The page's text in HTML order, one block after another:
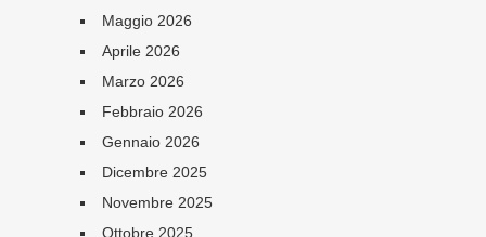
Maggio 2026
Aprile 2026
Marzo 2026
Febbraio 2026
Gennaio 2026
Dicembre 2025
Novembre 2025
Ottobre 2025